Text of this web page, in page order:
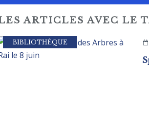
ARTICLES AVEC LE
BIBLIOTHÈQUE